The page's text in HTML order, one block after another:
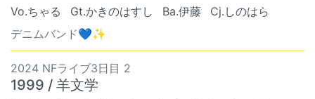
Vo.ちゃる Gt.かきのはすし Ba.伊藤
Cj.しのはら
デニムバンド💙✨
2024 NFライブ3日目 2
1999 / 羊文学